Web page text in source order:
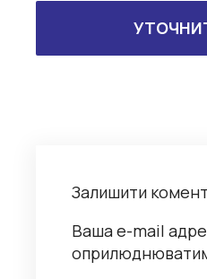
Залишити
Ваша e-mail